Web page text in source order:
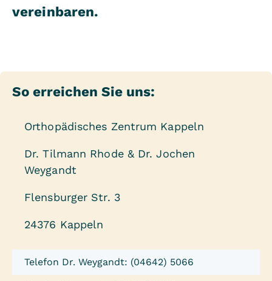
vereinbaren.
So erreichen Sie uns:
Orthopädisches Zentrum Kappeln
Dr. Tilmann Rhode & Dr. Jochen
Weygandt
Flensburger Str. 3
24376 Kappeln
Telefon Dr. Weygandt: (04642) 5066